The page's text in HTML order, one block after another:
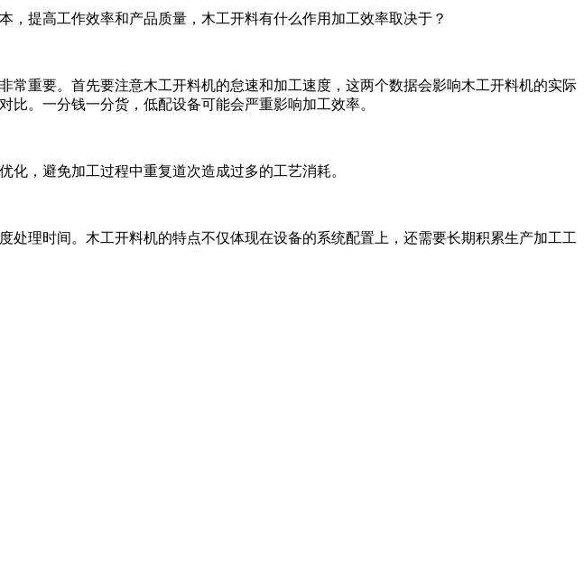
提高工作效率和产品质量，木工开料有什么作用加工效率取决于？
重要。首先要注意木工开料机的怠速和加工速度，这两个数据会影响木工开料机的实际
。一分钱一分货，低配设备可能会严重影响加工效率。
，避免加工过程中重复道次造成过多的工艺消耗。
理时间。木工开料机的特点不仅体现在设备的系统配置上，还需要长期积累生产加工工